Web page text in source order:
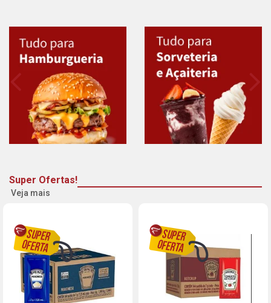
Super Ofertas!
Veja mais